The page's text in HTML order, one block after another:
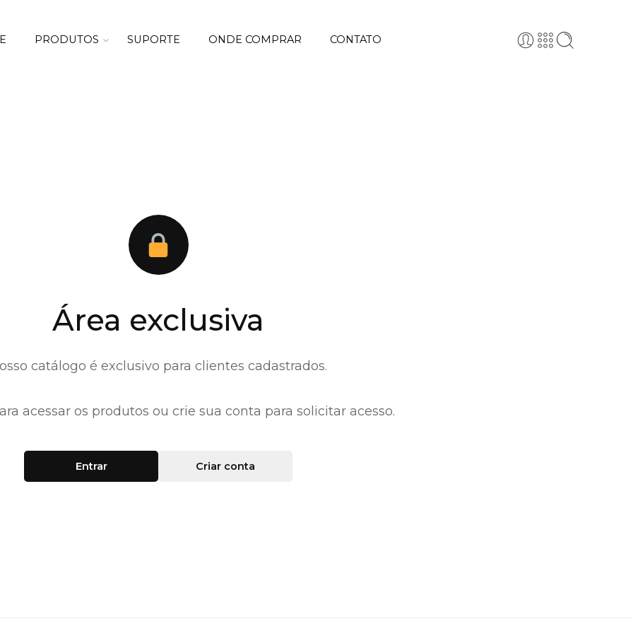
PRODUTOS SUPORTE ONDE COMPRAR CONTATO
Área exclusiva
catálogo é exclusivo para clientes cadastrados.
acessar os produtos ou crie sua conta para solicitar acesso.
Entrar Criar conta